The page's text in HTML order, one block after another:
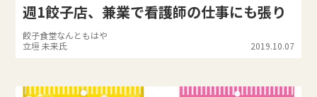
週1餃子店、兼業で看護師の仕事にも張り
餃子食堂なんともはや
立垣 未来氏
2019.10.07